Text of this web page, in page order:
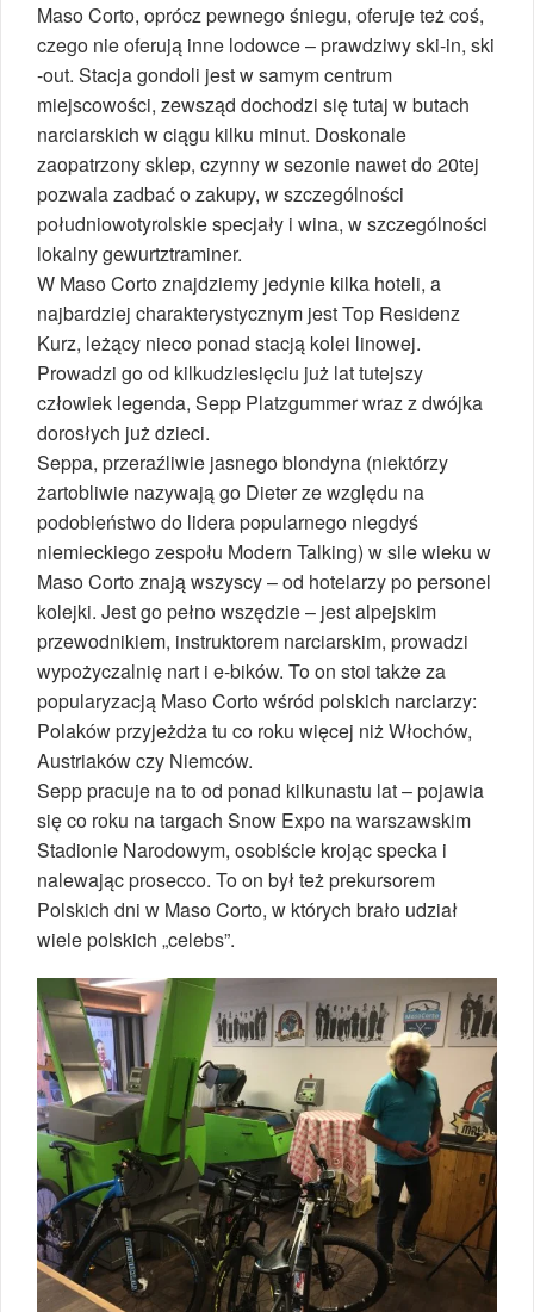
Maso Corto, oprócz pewnego śniegu, oferuje też coś,
czego nie oferują inne lodowce – prawdziwy ski-in, ski
-out. Stacja gondoli jest w samym centrum
miejscowości, zewsząd dochodzi się tutaj w butach
narciarskich w ciągu kilku minut. Doskonale
zaopatrzony sklep, czynny w sezonie nawet do 20tej
pozwala zadbać o zakupy, w szczególności
południowotyrolskie specjały i wina, w szczególności
lokalny gewurtztraminer.
W Maso Corto znajdziemy jedynie kilka hoteli, a
najbardziej charakterystycznym jest Top Residenz
Kurz, leżący nieco ponad stacją kolei linowej.
Prowadzi go od kilkudziesięciu już lat tutejszy
człowiek legenda, Sepp Platzgummer wraz z dwójka
dorosłych już dzieci.
Seppa, przeraźliwie jasnego blondyna (niektórzy
żartobliwie nazywają go Dieter ze względu na
podobieństwo do lidera popularnego niegdyś
niemieckiego zespołu Modern Talking) w sile wieku w
Maso Corto znają wszyscy – od hotelarzy po personel
kolejki. Jest go pełno wszędzie – jest alpejskim
przewodnikiem, instruktorem narciarskim, prowadzi
wypożyczalnię nart i e-bików. To on stoi także za
popularyzacją Maso Corto wśród polskich narciarzy:
Polaków przyjeżdża tu co roku więcej niż Włochów,
Austriaków czy Niemców.
Sepp pracuje na to od ponad kilkunastu lat – pojawia
się co roku na targach Snow Expo na warszawskim
Stadionie Narodowym, osobiście krojąc specka i
nalewając prosecco. To on był też prekursorem
Polskich dni w Maso Corto, w których brało udział
wiele polskich „celebs”.